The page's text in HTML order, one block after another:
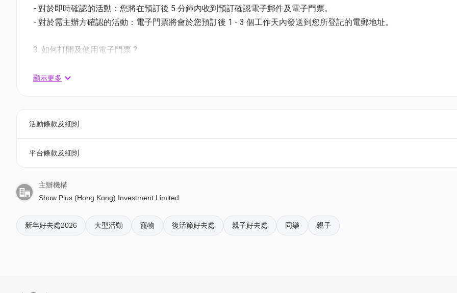
🐾帶上你的毛小孩一起體驗 Festilumi 的魔法！拴繩且持有證件的寵物可陪同入場，共享璀璨夜晚。
預訂時請記得選擇免費寵物票。
Festilumi 源於加拿大,是一個透過充滿想像力的光影裝置,將訪客帶進奇幻魔法世界的夜間探索旅程。數以百萬計的 LED
全球最高的光影聖誕樹,更成為風靡全球的年度盛事,為世界各地的家庭開創了全新的節日傳統,絕對不容錯過。
Festilumi 曾於兩大主要市場三度榮獲「年度景點」殊榮,深受全球逾一千萬名訪客愛戴,是全球最受歡迎的沉浸式光影樂
物。重點推介包括由絢麗紅金色光影組成的「魔幻楓林」、色彩變幻萬千的「七彩光影隧道」,以及呈現史前景觀的「侏
國」。訪客穿梭於各個主題國度,發掘意想不到的驚喜,在每個角落拍下值得分享的精彩時刻,締造美好回憶。
整個體驗的重頭戲,是全球最高的光影聖誕樹「Festilumi 光影許願樹」。它由超過 19 萬顆 LED 燈及 5 萬個光影球組成,
震撼人心的沉浸式燈光音樂匯演的中心,維港兩岸均可欣賞其璀璨光芒。
- 對於即時確認的活動：您將在預訂後 5 分鐘內收到預訂確認電子郵件及電子門票。
- 對於需主辦方確認的活動：電子門票將會於您預訂後 1 - 3 個工作天內發送到您所登記的電郵地址。
3. 如何打開及使用電子門票 ?
相關活動電子門票；
4. 我預訂了活動，但還沒收到確認電郵，該怎樣辦？
5. 下單後，我可以修改訂單或申請退款嗎？
6. 如何賺取及使用 01 積分？
於「01空間」購票，每消費$1即可賺取1「01積分」。揀啱心水活動，以100分扣減$1購買門票。玩完再賺，賺完再買
再玩！
顯示更多
活動條款及細則
平台條款及細則
主辦機構
Show Plus (Hong Kong) Investment Limited
新年好去處2026 大型活動 寵物 復活節好去處 親子好去處 同樂 親子